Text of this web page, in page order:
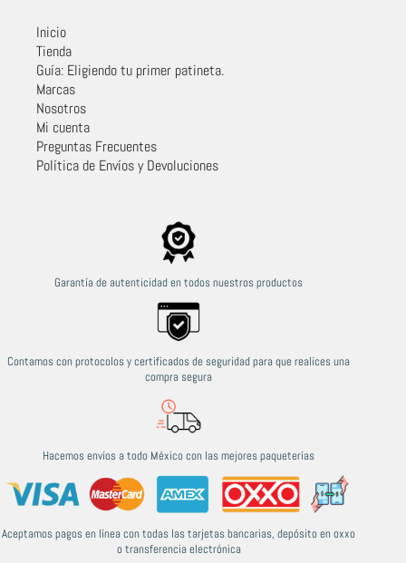
Inicio
Tienda
Guía: Eligiendo tu primer patineta.
Marcas
Nosotros
Mi cuenta
Preguntas Frecuentes
Política de Envíos y Devoluciones
Garantía de autenticidad en todos nuestros productos
Contamos con protocolos y certificados de seguridad para que realices una
compra segura
Hacemos envíos a todo México con las mejores paqueterías
Aceptamos pagos en línea con todas las tarjetas bancarias, depósito en oxxo
o transferencia electrónica